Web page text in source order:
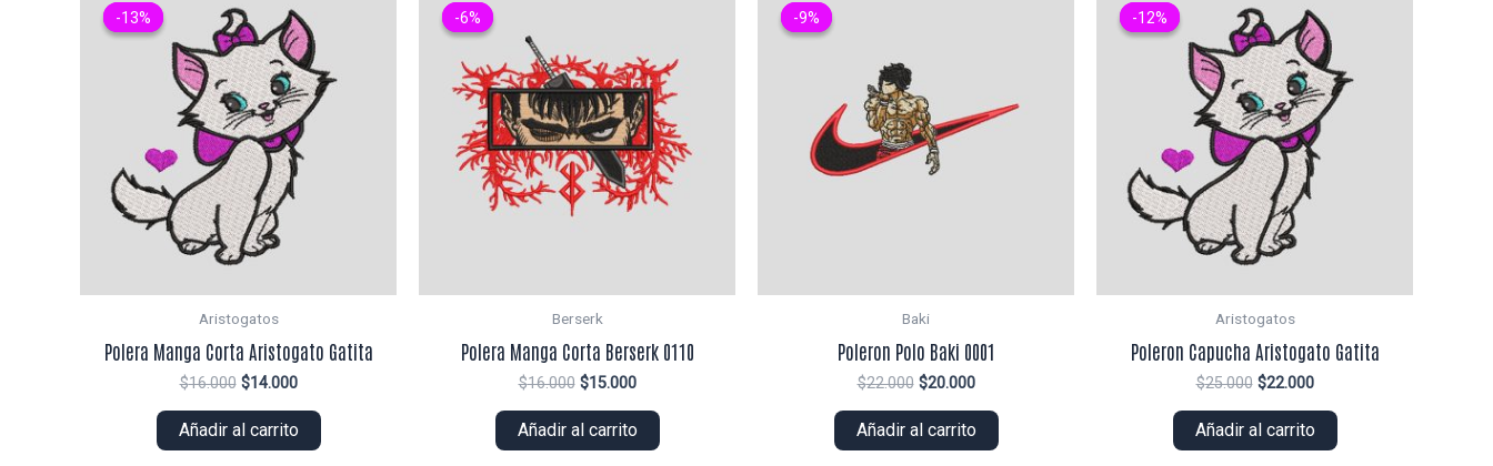
-13%
-13%
Aristogatos
Polera Manga Corta Aristogato Gatita
$16.000 El
original
era:
$14.000El
actual
es:
Añadir al carrito
-6%
-6%
Berserk
Polera Manga Corta Berserk 0110
$16.000 El
original
era:
$15.000El
actual
es:
Añadir al carrito
-9%
-9%
Baki
Poleron Polo Baki 0001
$22.000 El
original
era:
$20.000El
actual
es:
Añadir al carrito
-12%
-12%
Aristogatos
Poleron Capucha Aristogato Gatita
$25.000 El
original
era:
$22.000El
actual
es:
Añadir al carrito